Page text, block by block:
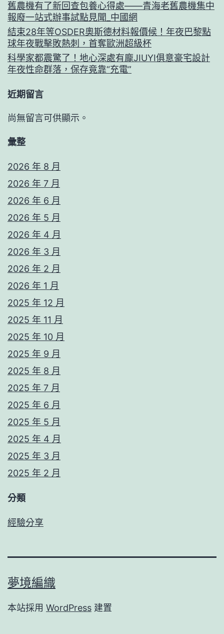
舊農機有了新回查包養心得處——青海老舊農機集中
報廢一站式辦事試點見聞_中國網
結束28年等OSDER奧斯德材料報價候！年夜巴黎點
球年夜戰擊敗熱刺，首奪歐洲超級杯
科學家都震驚了！地心深處有龐JIUYI俱意豪宅設計
年夜性命群落，保存竟靠“充電”
近期留言
尚無留言可供顯示。
彙整
2026 年 8 月
2026 年 7 月
2026 年 6 月
2026 年 5 月
2026 年 4 月
2026 年 3 月
2026 年 2 月
2026 年 1 月
2025 年 12 月
2025 年 11 月
2025 年 10 月
2025 年 9 月
2025 年 8 月
2025 年 7 月
2025 年 6 月
2025 年 5 月
2025 年 4 月
2025 年 3 月
2025 年 2 月
分類
經驗分享
夢境編織
本站採用 WordPress 建置